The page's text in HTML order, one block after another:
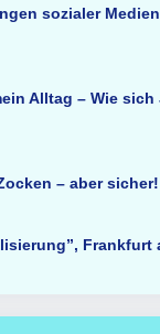
sozialer
Alltag – Wie
– aber sicher!
Frankfurt